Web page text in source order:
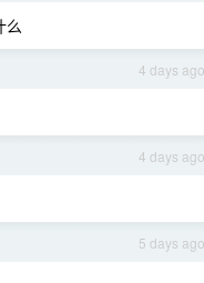
么
4 days ago
4 days ago
5 days ago